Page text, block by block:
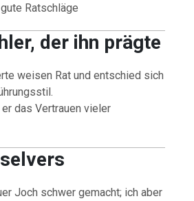
Ratschläge
der ihn prägte
weisen Rat und entschied sich
das Vertrauen vieler
Joch schwer gemacht; ich aber